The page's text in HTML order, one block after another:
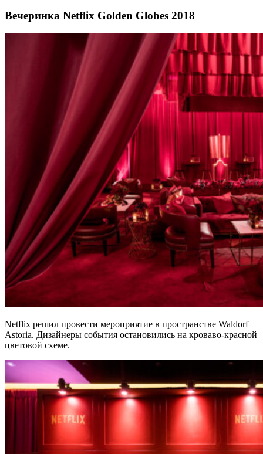
Вечеринка Netflix Golden Globes 2018
Netflix решил провести мероприятие в пространстве Waldorf
Astoria. Дизайнеры события остановились на кроваво-красной
цветовой схеме.